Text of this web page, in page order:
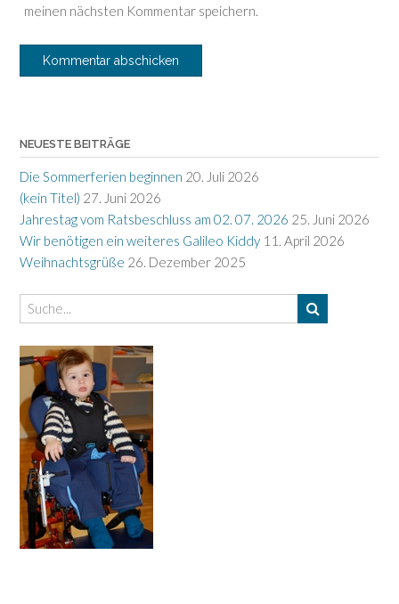
meinen nächsten Kommentar speichern.
NEUESTE BEITRÄGE
Die Sommerferien beginnen 20. Juli 2026
(kein Titel) 27. Juni 2026
Jahrestag vom Ratsbeschluss am 02. 07. 2026 25. Juni 2026
Wir benötigen ein weiteres Galileo Kiddy 11. April 2026
Weihnachtsgrüße 26. Dezember 2025